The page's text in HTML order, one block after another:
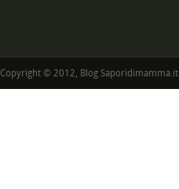
Copyright © 2012, Blog Saporidimamma.it